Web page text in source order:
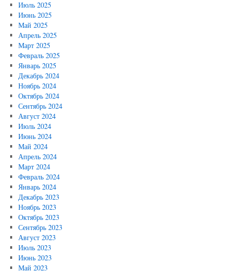
Июль 2025
Июнь 2025
Май 2025
Апрель 2025
Март 2025
Февраль 2025
Январь 2025
Декабрь 2024
Ноябрь 2024
Октябрь 2024
Сентябрь 2024
Август 2024
Июль 2024
Июнь 2024
Май 2024
Апрель 2024
Март 2024
Февраль 2024
Январь 2024
Декабрь 2023
Ноябрь 2023
Октябрь 2023
Сентябрь 2023
Август 2023
Июль 2023
Июнь 2023
Май 2023